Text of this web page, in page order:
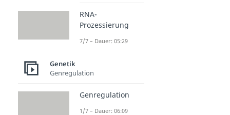
RNA-
Prozessierung
7/7 – Dauer: 05:29
Genetik
Genregulation
Genregulation
1/7 – Dauer: 06:09